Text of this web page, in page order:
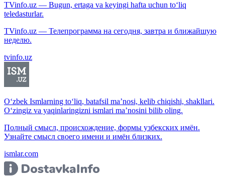
TVinfo.uz — Bugun, ertaga va keyingi hafta uchun to‘liq
teledasturlar.
TVinfo.uz — Телепрограмма на сегодня, завтра и ближайшую
неделю.
tvinfo.uz
O‘zbek Ismlarning to‘liq, batafsil ma’nosi, kelib chiqishi, shakllari.
O‘zingiz va yaqinlaringizni ismlari ma’nosini bilib oling.
Полный смысл, происхождение, формы узбекских имён.
Узнайте смысл своего имени и имён близких.
ismlar.com